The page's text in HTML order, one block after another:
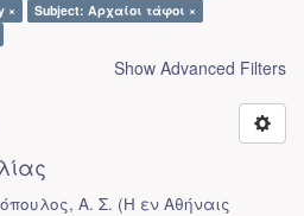
×
Subject: Αρχαίοι τάφοι ×
Show Advanced Filters
Α. Σ. (Η εν Αθήναις